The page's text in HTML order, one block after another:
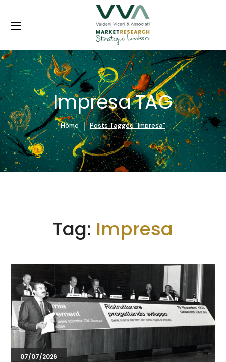
Impresa TAG
Home Posts Tagged "Impresa"
Tag: Impresa
07/07/2026